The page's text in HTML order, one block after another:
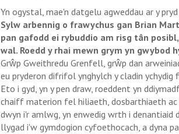
Yn ogystal, mae'n datgelu agweddau ar y
Sylw arbennig o frawychus gan Brian
pan gafodd ei rybuddio am risg tân
wal. Roedd y rhai mewn grym yn gwybod
Grŵp Gweithredu Grenfell, grŵp dan
eu pryderon difrifol ynghylch y cladin ychydig
Eto i gyd, yn y pen draw, roeddent yn
chaiff materion fel hiliaeth, dosbarthiaeth ac
dwyn i'r amlwg, yn enwedig wrth i
llygad i'w gymdogion cyfoethocach, a dyna